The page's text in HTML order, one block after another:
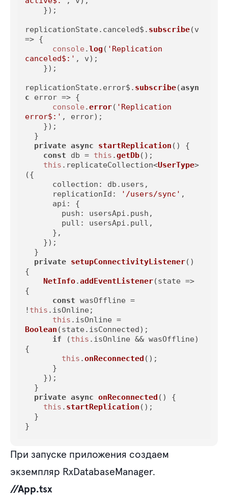
replicationState. canceled$ . subscribe(v
=> {
console .log ( 'Replication
canceled$:' , v);
replicationState. error$ . subscribe(asyn
c error => {
console .error( 'Replication
error$:' , error);
private async startReplication ( ) {
const db = this .getDb();
this . replicateCollection<UserType>
({
collection : db. users ,
replicationId : '/users/sync' ,
api : {
push : usersApi. push ,
pull : usersApi. pull ,
private setupConnectivityListener( )
{
NetInfo.addEventListener(state =>
{
const wasOffline =
! this . isOnline ;
this . isOnline
Boolean (state. isConnected);
if (this . isOnline && wasOffline)
{
this .onReconnected ();
private async onReconnected ( ) {
this . startReplication ();
}
При запуске приложения создаем
экземпляр RxDatabaseManager.
//App.tsx